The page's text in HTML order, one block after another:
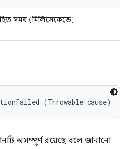
সময় (মিলিসেকেন্ডে)
(Throwable cause)
অসম্পূর্ণ রয়েছে বলে জানানো